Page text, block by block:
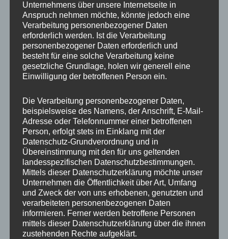
MP Mario Porten
Beratung
Training
Coaching
Unternehmens über unsere Internetseite in
Anspruch nehmen möchte, könnte jedoch eine
Verarbeitung personenbezogener Daten
erforderlich werden. Ist die Verarbeitung
personenbezogener Daten erforderlich und
besteht für eine solche Verarbeitung keine
gesetzliche Grundlage, holen wir generell eine
Einwilligung der betroffenen Person ein.
Die Verarbeitung personenbezogener Daten,
beispielsweise des Namens, der Anschrift, E-Mail-
Adresse oder Telefonnummer einer betroffenen
Person, erfolgt stets im Einklang mit der
Datenschutz-Grundverordnung und in
Übereinstimmung mit den für uns geltenden
landesspezifischen Datenschutzbestimmungen.
Mittels dieser Datenschutzerklärung möchte unser
Unternehmen die Öffentlichkeit über Art, Umfang
und Zweck der von uns erhobenen, genutzten und
verarbeiteten personenbezogenen Daten
informieren. Ferner werden betroffene Personen
mittels dieser Datenschutzerklärung über die ihnen
zustehenden Rechte aufgeklärt.